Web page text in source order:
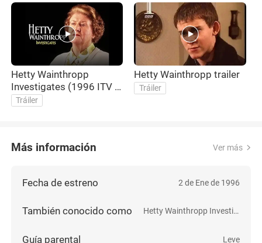
Hetty Wainthropp
Investigates (1996 ITV &
BBC1 TV Series) Trailer II
Tráiler
Hetty Wainthropp trailer
Tráiler
Más información Ver más
Fecha de estreno 2 de Ene de 1996
También conocido como Hetty Wainthropp Investigates
Guía parental Leve